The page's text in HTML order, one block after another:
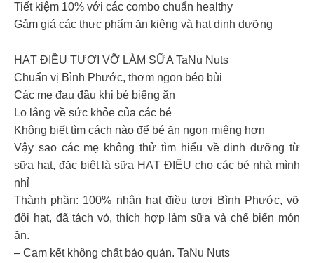
Tiết kiệm 10% với các combo chuẩn healthy
Gảm giá các thực phẩm ăn kiêng và hạt dinh dưỡng
HẠT ĐIỀU TƯƠI VỠ LÀM SỮA TaNu Nuts
Chuẩn vị Bình Phước, thơm ngon béo bùi
Các mẹ đau đầu khi bé biếng ăn
Lo lắng về sức khỏe của các bé
Không biết tìm cách nào để bé ăn ngon miệng hơn
Vậy sao các mẹ không thử tìm hiểu về dinh dưỡng từ
sữa hạt, đặc biệt là sữa HẠT ĐIỀU cho các bé nhà mình
nhỉ
Thành phần: 100% nhân hạt điều tươi Bình Phước, vỡ
đôi hạt, đã tách vỏ, thích hợp làm sữa và chế biến món
ăn.
– Cam kết không chất bảo quản. TaNu Nuts